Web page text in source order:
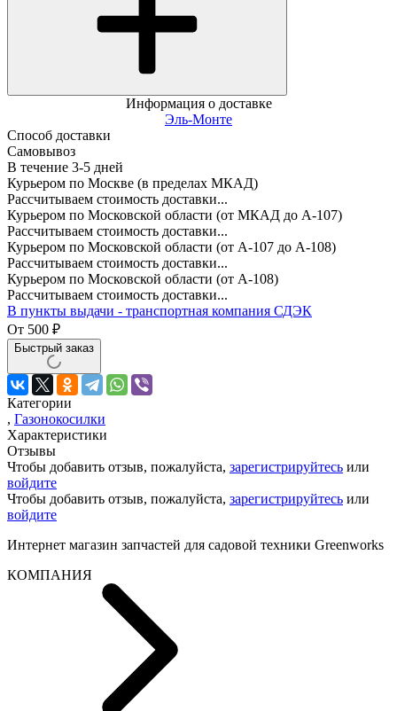
Информация о доставке
Эль-Монте
Способ доставки
Самовывоз
В течение 3-5 дней
Курьером по Москве (в пределах МКАД)
Рассчитываем стоимость доставки...
Курьером по Московской области (от МКАД до А-107)
Рассчитываем стоимость доставки...
Курьером по Московской области (от А-107 до А-108)
Рассчитываем стоимость доставки...
Курьером по Московской области (от А-108)
Рассчитываем стоимость доставки...
В пункты выдачи - транспортная компания СДЭК
От 500 ₽
Быстрый заказ
Категории
, Газонокосилки
Характеристики
Отзывы
Чтобы добавить отзыв, пожалуйста, зарегистрируйтесь или
войдите
Чтобы добавить отзыв, пожалуйста, зарегистрируйтесь или
войдите
Интернет магазин запчастей для садовой техники Greenworks
КОМПАНИЯ